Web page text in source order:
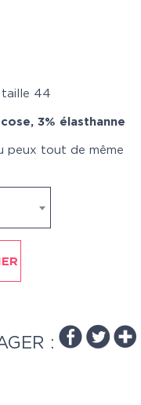
taille 44
3% élasthanne
peux tout de même
: